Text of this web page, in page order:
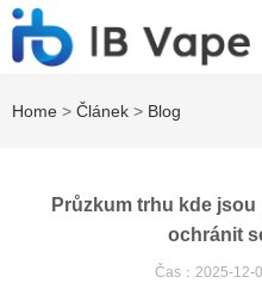
Home > Článek > Blog
Průzkum trhu kde
ochránit
Čas：2025-12-